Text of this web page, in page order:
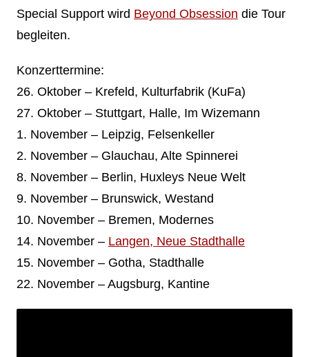
Special Support wird Beyond Obsession die Tour
begleiten.
Konzerttermine:
26. Oktober – Krefeld, Kulturfabrik (KuFa)
27. Oktober – Stuttgart, Halle, Im Wizemann
1. November – Leipzig, Felsenkeller
2. November – Glauchau, Alte Spinnerei
8. November – Berlin, Huxleys Neue Welt
9. November – Brunswick, Westand
10. November – Bremen, Modernes
14. November – Langen, Neue Stadthalle
15. November – Gotha, Stadthalle
22. November – Augsburg, Kantine